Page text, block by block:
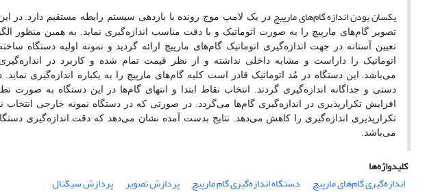
یکسان بودن اندازه گام‌های مارپیچ در یک لامپ موج رونده با بازدهی سیستم رابطه مستقیم دارد. در
تصویر گام‌های مارپیچ را به صورت اتوماتیک و با دقت مناسب اندازه‌گیری نماید. به همین منظور
تعیین آستانه در جهت اندازه‌گیری اتوماتیک گام‌های مارپیچ ارائه گردید و نمونه اولیه دستگاه
اتوماتیک را داراست و مشابه داخلی نداشته و از نظر قیمت تمام شده و کاربرد در
می‌باشد. این دستگاه در مُد اتوماتیک قادر است کلیه گام‌های مارپیچ را به یکباره اندازه‌گیری
دستی و جداگانه اندازه‌گیری گردند. انتخاب نقاط ابتدا و انتهای گام‌ها در این دستگاه به
افزایش تکرارپذیری در اندازه‌گیری گام‌ها می‌گردد. در صورتی که در دستگاه نمونه خارجی
تکرارپذیری اندازه‌گیری را کاهش می‌دهد. نتایج بدست آمده نشان می‌دهد که دقت اندازه‌گیری
می‌باشد.
کلیدواژه‌ها
اندازه‌گیری گام‌های مارپیچ
دستگاه اندازه‌گیری گام مارپیچ پردازش تصویر پردازش سیگنال